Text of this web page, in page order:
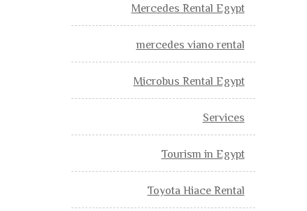
Mercedes Rental Egypt
mercedes viano rental
Microbus Rental Egypt
Services
Tourism in Egypt
Toyota Hiace Rental